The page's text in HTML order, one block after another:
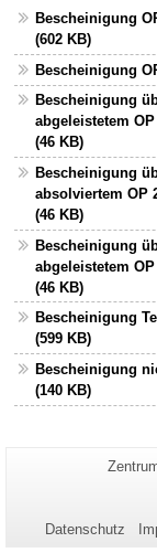
Bescheinigung
(602 KB)
Bescheinigung
Bescheinigung
abgeleistetem
(46 KB)
Bescheinigung
absolviertem OP
(46 KB)
Bescheinigung
abgeleistetem
(46 KB)
Bescheinigung
(599 KB)
Bescheinigung
(140 KB)
Seiten-
Datenschutz